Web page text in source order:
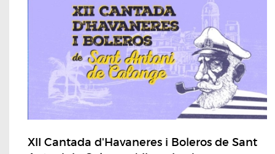
XII Cantada d'Havaneres i Boleros de Sant